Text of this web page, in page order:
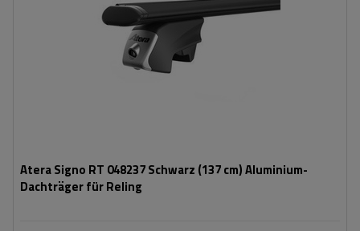
Atera Signo RT 048237 Schwarz (137 cm) Aluminium-
Dachträger für Reling